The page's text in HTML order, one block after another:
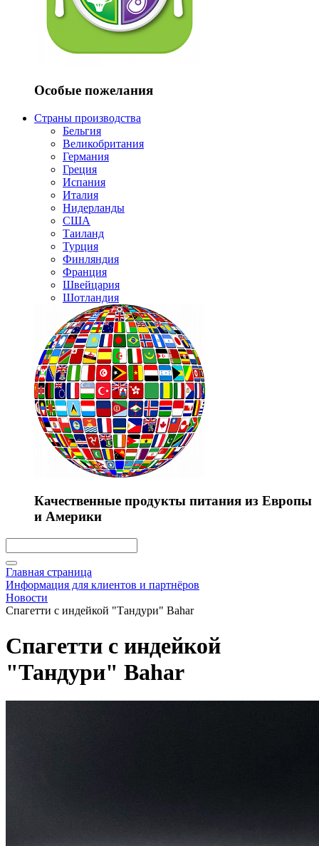
Особые пожелания
Страны производства
Бельгия
Великобритания
Германия
Греция
Испания
Италия
Нидерланды
США
Таиланд
Турция
Финляндия
Франция
Швейцария
Шотландия
Качественные продукты питания из Европы
и Америки
Главная страница
Информация для клиентов и партнёров
Новости
Спагетти с индейкой "Тандури" Bahar
Спагетти с индейкой
"Тандури" Bahar